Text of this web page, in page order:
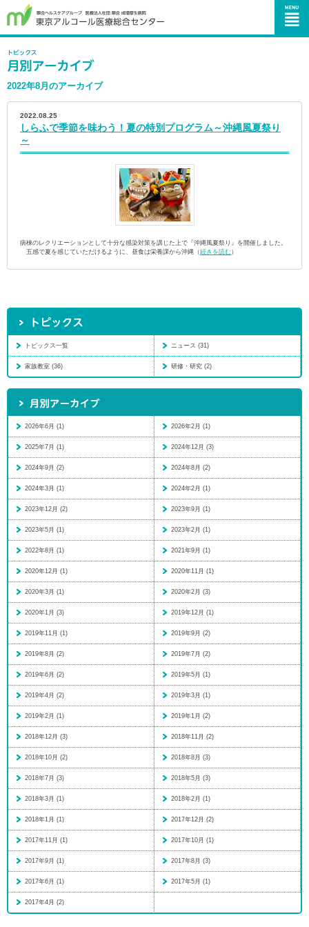
2022年8月のアーカイブ
2022.08.25
しらふで季節を味わう！夏の特別プログラム～沖縄風夏祭り
～
病棟のレクリエーションとして十分な感染対策を講じた上で『沖縄風夏祭り』を開催しました。
五感で夏を感じていただけるように、昼食は栄養課から沖縄（続きを読む）
トピックス一覧 ニュース (31)
家族教室 (36) 研修・研究 (2)
2026年6月 (1) 2026年2月 (1)
2025年7月 (1) 2024年12月 (3)
2024年9月 (2) 2024年8月 (2)
2024年3月 (1) 2024年2月 (1)
2023年12月 (2) 2023年9月 (1)
2023年5月 (1) 2023年2月 (1)
2022年8月 (1) 2021年9月 (1)
2020年12月 (1) 2020年11月 (1)
2020年3月 (1) 2020年2月 (3)
2020年1月 (3) 2019年12月 (1)
2019年11月 (1) 2019年9月 (2)
2019年8月 (2) 2019年7月 (2)
2019年6月 (2) 2019年5月 (1)
2019年4月 (2) 2019年3月 (1)
2019年2月 (1) 2019年1月 (2)
2018年12月 (3) 2018年11月 (2)
2018年10月 (2) 2018年8月 (3)
2018年7月 (3) 2018年5月 (3)
2018年3月 (1) 2018年2月 (1)
2018年1月 (1) 2017年12月 (2)
2017年11月 (1) 2017年10月 (1)
2017年9月 (1) 2017年8月 (3)
2017年6月 (1) 2017年5月 (1)
2017年4月 (2)